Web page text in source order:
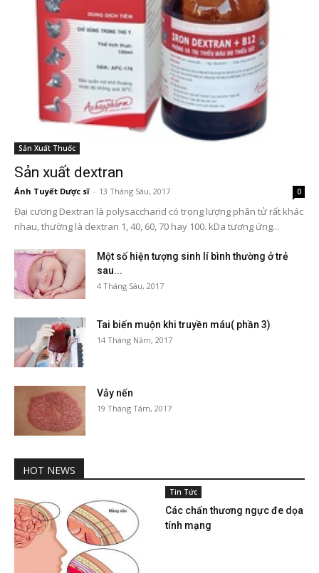
Sản Xuất Thuốc
Sản xuất dextran
Ánh Tuyết Dược sĩ - 13 Tháng Sáu, 2017 0
Đại cương Dextran là polysaccharid có trọng lượng phân tử rất khác
nhau, thường là dextran 1, 40, 60, 70 hay 100. kDa tương ứng...
Một số hiện tượng sinh lí bình thường ở trẻ
sau...
4 Tháng Sáu, 2017
Tai biến muộn khi truyền máu( phần 3)
14 Tháng Năm, 2017
Vảy nến
19 Tháng Tám, 2017
HOT NEWS
Tin Tức
Các chấn thương ngực đe dọa
tính mạng